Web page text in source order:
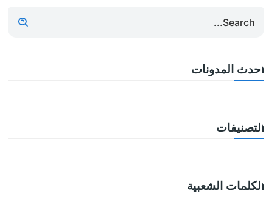
أحدث المدونات
التصنيفات
الكلمات الشعبية